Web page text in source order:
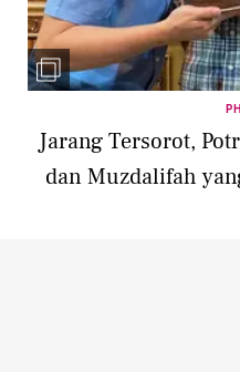
Jarang Tersorot,
dan Muzdalifah